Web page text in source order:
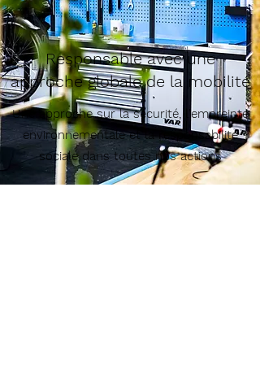
Responsable avec une
approche globale de la mobilité
Une approche sur la sécurité, l'empreinte
environnementale et la responsabilité
sociale dans toutes nos actions